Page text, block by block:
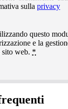
sulla privacy
questo
e la
sito web. *